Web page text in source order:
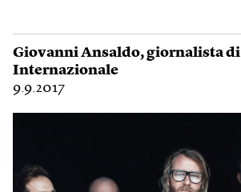
Giovanni Ansaldo, giornalista di
Internazionale
9.9.2017